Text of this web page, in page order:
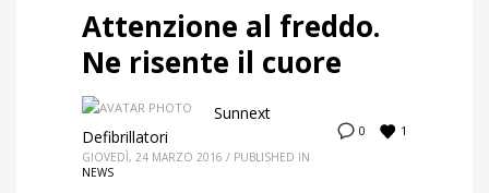
Attenzione al freddo.
Ne risente il cuore
0 1
Sunnext
Defibrillatori
GIOVEDÌ, 24 MARZO 2016 / PUBLISHED IN
NEWS